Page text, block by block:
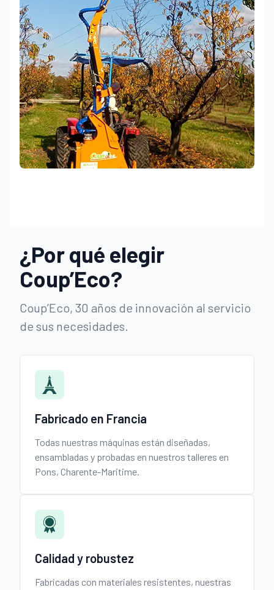
¿Por qué elegir
Coup’Eco?
Coup’Eco, 30 años de innovación al servicio
de sus necesidades.
Fabricado en Francia
Todas nuestras máquinas están diseñadas,
ensambladas y probadas en nuestros talleres en
Pons, Charente-Maritime.
Calidad y robustez
Fabricadas con materiales resistentes, nuestras